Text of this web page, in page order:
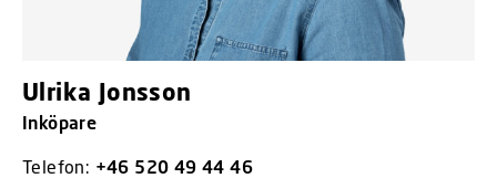
Ulrika Jonsson
Inköpare
Telefon: +46 520 49 44 46